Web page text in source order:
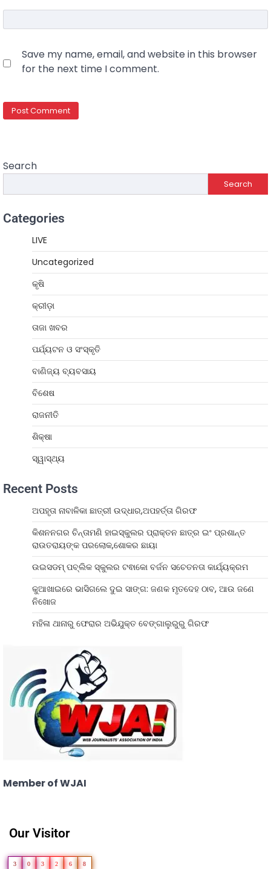
Save my name, email, and website in this browser
for the next time I comment.
Search
Search
Categories
LIVE
Uncategorized
କୃଷି
କ୍ରୀଡ଼ା
ତାଜା ଖବର
ପର୍ଯ୍ୟଟନ ଓ ସଂସ୍କୃତି
ବାଣିଜ୍ୟ ବ୍ୟବସାୟ
ବିଶେଷ
ରାଜନୀତି
ଶିକ୍ଷା
ସ୍ୱାସ୍ଥ୍ୟ
Recent Posts
ଅପହୃତା ନାବାଳିକା ଛାତ୍ରୀ ଉଦ୍ଧାର,ଅପହର୍ତ୍ତା ଗିରଫ
କିଶନନଗର ଚିନ୍ତାମଣି ହାଇସ୍କୁଲର ପ୍ରାକ୍ତନ ଛାତ୍ର ଇଂ ପ୍ରଶାନ୍ତ
ରାଉତରାୟଙ୍କ ପରଲୋକ,ଶୋକର ଛାୟା
ଉଇସଡମ୍ ପବ୍ଲିକ ସ୍କୁଲର ଟଵାକୋ ବର୍ଜନ ସଚେତନତା କାର୍ଯ୍ୟକ୍ରମ
କୁଆଖାଇରେ ଭାସିଗଲେ ଦୁଇ ସାଙ୍ଗ: ଜଣକ ମୃତଦେହ ଠାବ, ଆଉ ଜଣେ
ନିଖୋଜ
ମହିଳା ଥାନାରୁ ଫେରାର ଅଭିଯୁକ୍ତ ବେଙ୍ଗାଲୁରୁରୁ ଗିରଫ
Member of WJAI
Our Visitor
3 0 3 2 6 8